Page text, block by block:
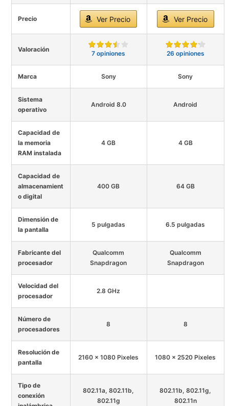
Precio Ver Precio Ver Precio
Valoración
7 opiniones 26 opiniones
Marca Sony Sony
Sistema
operativo
Android 8.0 Android
Capacidad de
la memoria
RAM instalada
4 GB 4 GB
Capacidad de
almacenamient
o digital
400 GB 64 GB
Dimensión de
la pantalla
5 pulgadas 6.5 pulgadas
Fabricante del
procesador
Qualcomm
Snapdragon
Qualcomm
Snapdragon
Velocidad del
procesador
2.8 GHz
Número de
procesadores
8 8
Resolución de
pantalla
2160 x 1080 Pixeles 1080 x 2520 Pixeles
Tipo de
conexión
802.11a, 802.11b,
802.11g
802.11b, 802.11g,
802.11n